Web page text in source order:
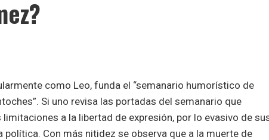
como Leo, funda el “semanario humorístico de
Si uno revisa las portadas del semanario que
a la libertad de expresión, por lo evasivo de
Con más nitidez se observa que a la muerte de